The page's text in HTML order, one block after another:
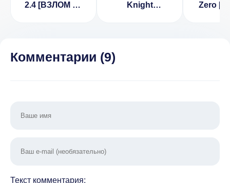
2.4 [ВЗЛОМ на
Knight
Zero
Комментарии (9)
Текст комментария: